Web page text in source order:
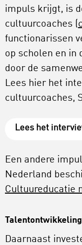
impuls krijgt, is
cultuurcoaches (
functionarissen
op scholen en in
door de
Lees hier het
cultuurcoaches,
Lees het
Een andere
Nederland
Cultuureducatie
Daarnaast